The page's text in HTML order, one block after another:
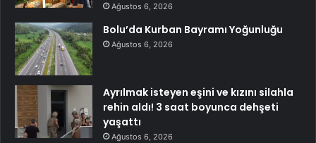
Ağustos 6, 2026
Bolu’da Kurban Bayramı Yoğunluğu
Ağustos 6, 2026
Ayrılmak isteyen eşini ve kızını silahla
rehin aldı! 3 saat boyunca dehşeti
yaşattı
Ağustos 6, 2026